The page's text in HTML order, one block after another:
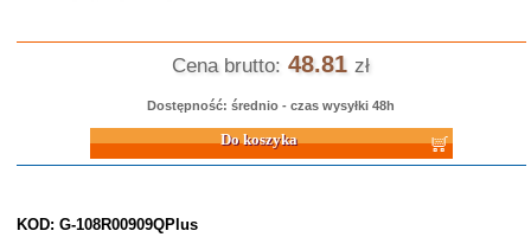
Cena brutto: 48.81 zł
Dostępność: średnio - czas wysyłki 48h
Do koszyka
KOD: G-108R00909QPlus